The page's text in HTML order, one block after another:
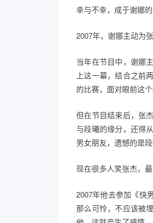
幸与不幸，成于谢娜
2007年，谢娜主动为
当年在节目中，谢娜
上这一幕，结合之前
的比赛，面对眼前这
但在节目结束后，张
与段曦的缘分，还得
男女朋友，遗憾的是
现在很多人笑张杰，最
2007年他去参加《快
那么可怜，不应该被